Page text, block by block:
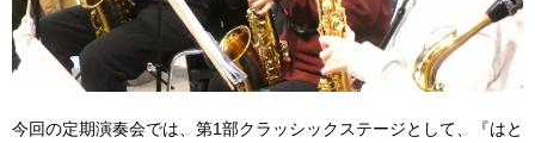
今回の定期演奏会では、第1部クラッシックステージとして、『はと